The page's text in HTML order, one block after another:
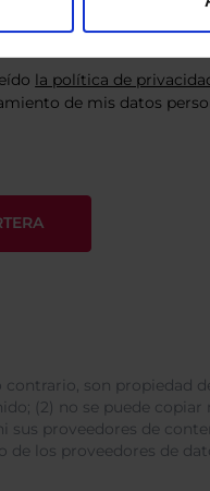
la política de
de mis datos
contrario, son propiedad
(2) no se puede
proveedores de
de los proveedores de